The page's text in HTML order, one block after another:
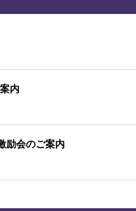
内
励会のご案内